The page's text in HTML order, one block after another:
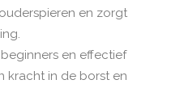
en zorgt
en effectief
kracht in de borst en